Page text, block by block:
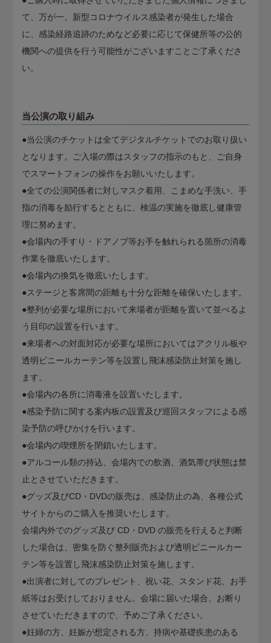
て、万が一、新型コロナウイルス感染者が発生した場合
に、感染経路追跡のためなど必要に応じて保健所等の公的
機関への提供を行う可能性がございますことご了承くださ
い。
当公演の取り組み
●当公演のチケットは全てデジタルチケットでのお取り扱い
となります。ご入場の際はスタッフの指示のもと、ご自身
でスマートフォンの操作をお願いいたします。
●全ての公演関係者に対しマスク着用、こまめな手洗い、手
指の消毒を励行するとともに、検温の実施を徹底し健康管
理に努めます。
●会場内の手すり・ドアノブ等お手を触れられる箇所の消毒
作業を徹底いたします。
●会場内の換気を徹底いたします。
●ステージと客席間の距離も十分な距離を確保いたします。
●整列が必要な場所において来場者が距離を置いて並べるよ
う目印の設置を行います。
●来場者への対面対応が必要な場所においてはアクリル板や
透明ビニールカーテン等を設置し飛沫感染防止対策を施し
ます。
●会場内の各所に消毒液を設置いたします。
●感染予防に関する案内板の設置及び巡回スタッフによる感
染予防の呼びかけを行います。
●会場内の喫煙所を閉鎖いたします。
●アルコール類の持込、会場内での飲酒、酒気帯び状態は禁
止とさせていただきます。
●グッズ及びCD・DVDの販売は、感染防止の為、各種公式
サイトからのご購入を推奨いたします。
会場内外でのグッズ及び CD・DVD の販売を行えると判断
した場合は、密集を防ぐ整列販売および透明ビニールカー
テン等を設置し飛沫感染防止対策を施します。
●出演者に対してのプレゼント、祝い花、スタンド花、お手
紙等はお受けしておりません。会場に届いた場合、お断り
させていただきますので、予めご了承ください。
●妊婦の方、妊娠が想定される方、持病や基礎疾患のある